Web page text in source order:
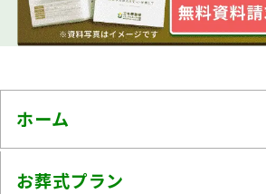
ホーム
お葬式プラン